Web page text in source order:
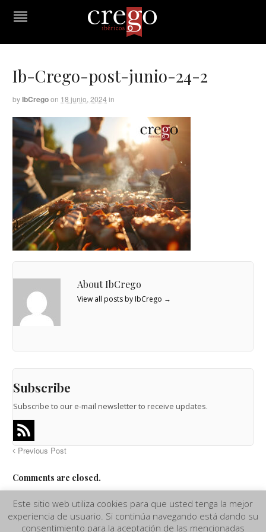
Ib-Crego-post-junio-24-2
byIbCregoon 18 junio, 2024 in
About IbCrego
View all posts by IbCrego →
Subscribe
Subscribe to our e-mail newsletter to receive updates.
Previous Post
Comments are closed.
Aviso Legal|Términos y Condiciones de compra |Política de
Privacidad y Cookies|Más información sobre las Cookies
Este sitio web utiliza cookies para que usted tenga la mejor
experiencia de usuario. Si continúa navegando está dando su
consentimiento para la aceptación de las mencionadas